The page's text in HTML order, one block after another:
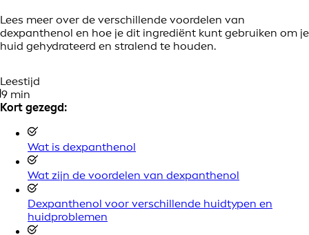
Lees meer over de verschillende voordelen van
dexpanthenol en hoe je dit ingrediënt kunt gebruiken om je
huid gehydrateerd en stralend te houden.
Leestijd
9 min
Kort gezegd:
Wat is dexpanthenol
Wat zijn de voordelen van dexpanthenol
Dexpanthenol voor verschillende huidtypen en
huidproblemen